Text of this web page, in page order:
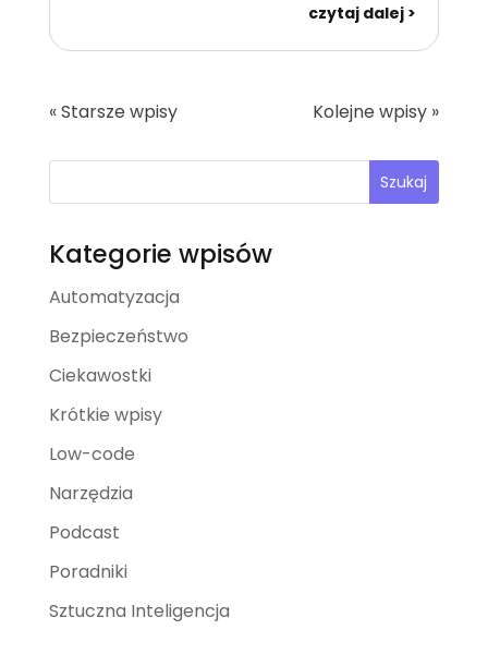
czytaj dalej
« Starsze wpisy Kolejne wpisy »
Szukaj
Kategorie wpisów
Automatyzacja
Bezpieczeństwo
Ciekawostki
Krótkie wpisy
Low-code
Narzędzia
Podcast
Poradniki
Sztuczna Inteligencja